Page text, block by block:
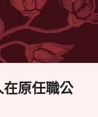
原任職公